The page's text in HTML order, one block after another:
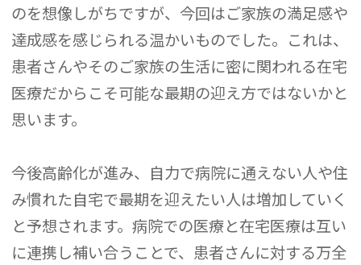
のを想像しがちですが、今回はご家族の満足感や
達成感を感じられる温かいものでした。これは、
患者さんやそのご家族の生活に密に関われる在宅
医療だからこそ可能な最期の迎え方ではないかと
思います。
今後高齢化が進み、自力で病院に通えない人や住
み慣れた自宅で最期を迎えたい人は増加していく
と予想されます。病院での医療と在宅医療は互い
に連携し補い合うことで、患者さんに対する万全